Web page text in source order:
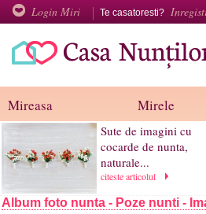
Login Miri Te casatoresti?
Mireasa Mirele
Sute de imagini cu
cocarde de nunta,
naturale...
citeste articolul
Album foto nunta - Poze nunti -